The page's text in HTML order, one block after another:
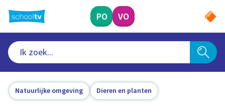
naar
hoofdinhoud
PO VO
Natuurlijke omgeving Dieren en planten